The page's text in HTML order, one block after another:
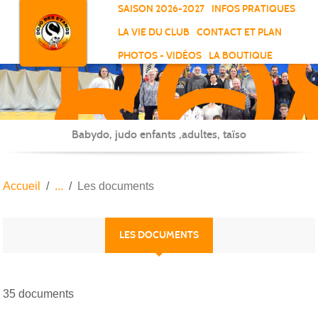
SAISON 2026-2027
INFOS PRATIQUES
LA VIE DU CLUB
CONTACT ET PLAN
PHOTOS - VIDÉOS
LA BOUTIQUE
-
-
Babydo, judo enfants ,adultes, taïso
Accueil Les documents
LES DOCUMENTS
35 documents
Panneau de gestion des cookies